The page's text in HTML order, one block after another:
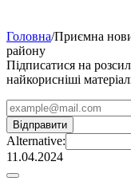
Головна/Приємна
району
Підписатися на
найкорисніші
Alternative:
11.04.2024